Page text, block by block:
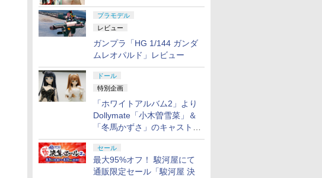
プラモデル
レビュー
ガンプラ「HG 1/144 ガンダ
ムレオパルド」レビュー
ドール
特別企画
「ホワイトアルバム2」より
Dollymate「小木曽雪菜」＆
「冬馬かずさ」のキャストド
ール実物見本が東京フィギュ
アギャラリーにて展示中
セール
最大95%オフ！ 駿河屋にて
通販限定セール「駿河屋 決